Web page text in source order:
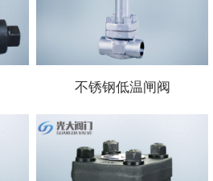
不锈钢低温闸阀